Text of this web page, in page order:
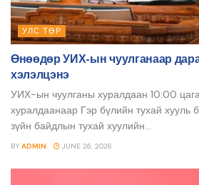
УЛС ТӨР
Өнөөдөр УИХ-ын чуулганаар
хэлэлцэнэ
УИХ-ын чуулганы хуралдаан 10:00
хуралдаанаар Гэр бүлийн тухай хууль
зүйн байдлын тухай хуулийн...
BY ADMIN JUNE 26, 2026